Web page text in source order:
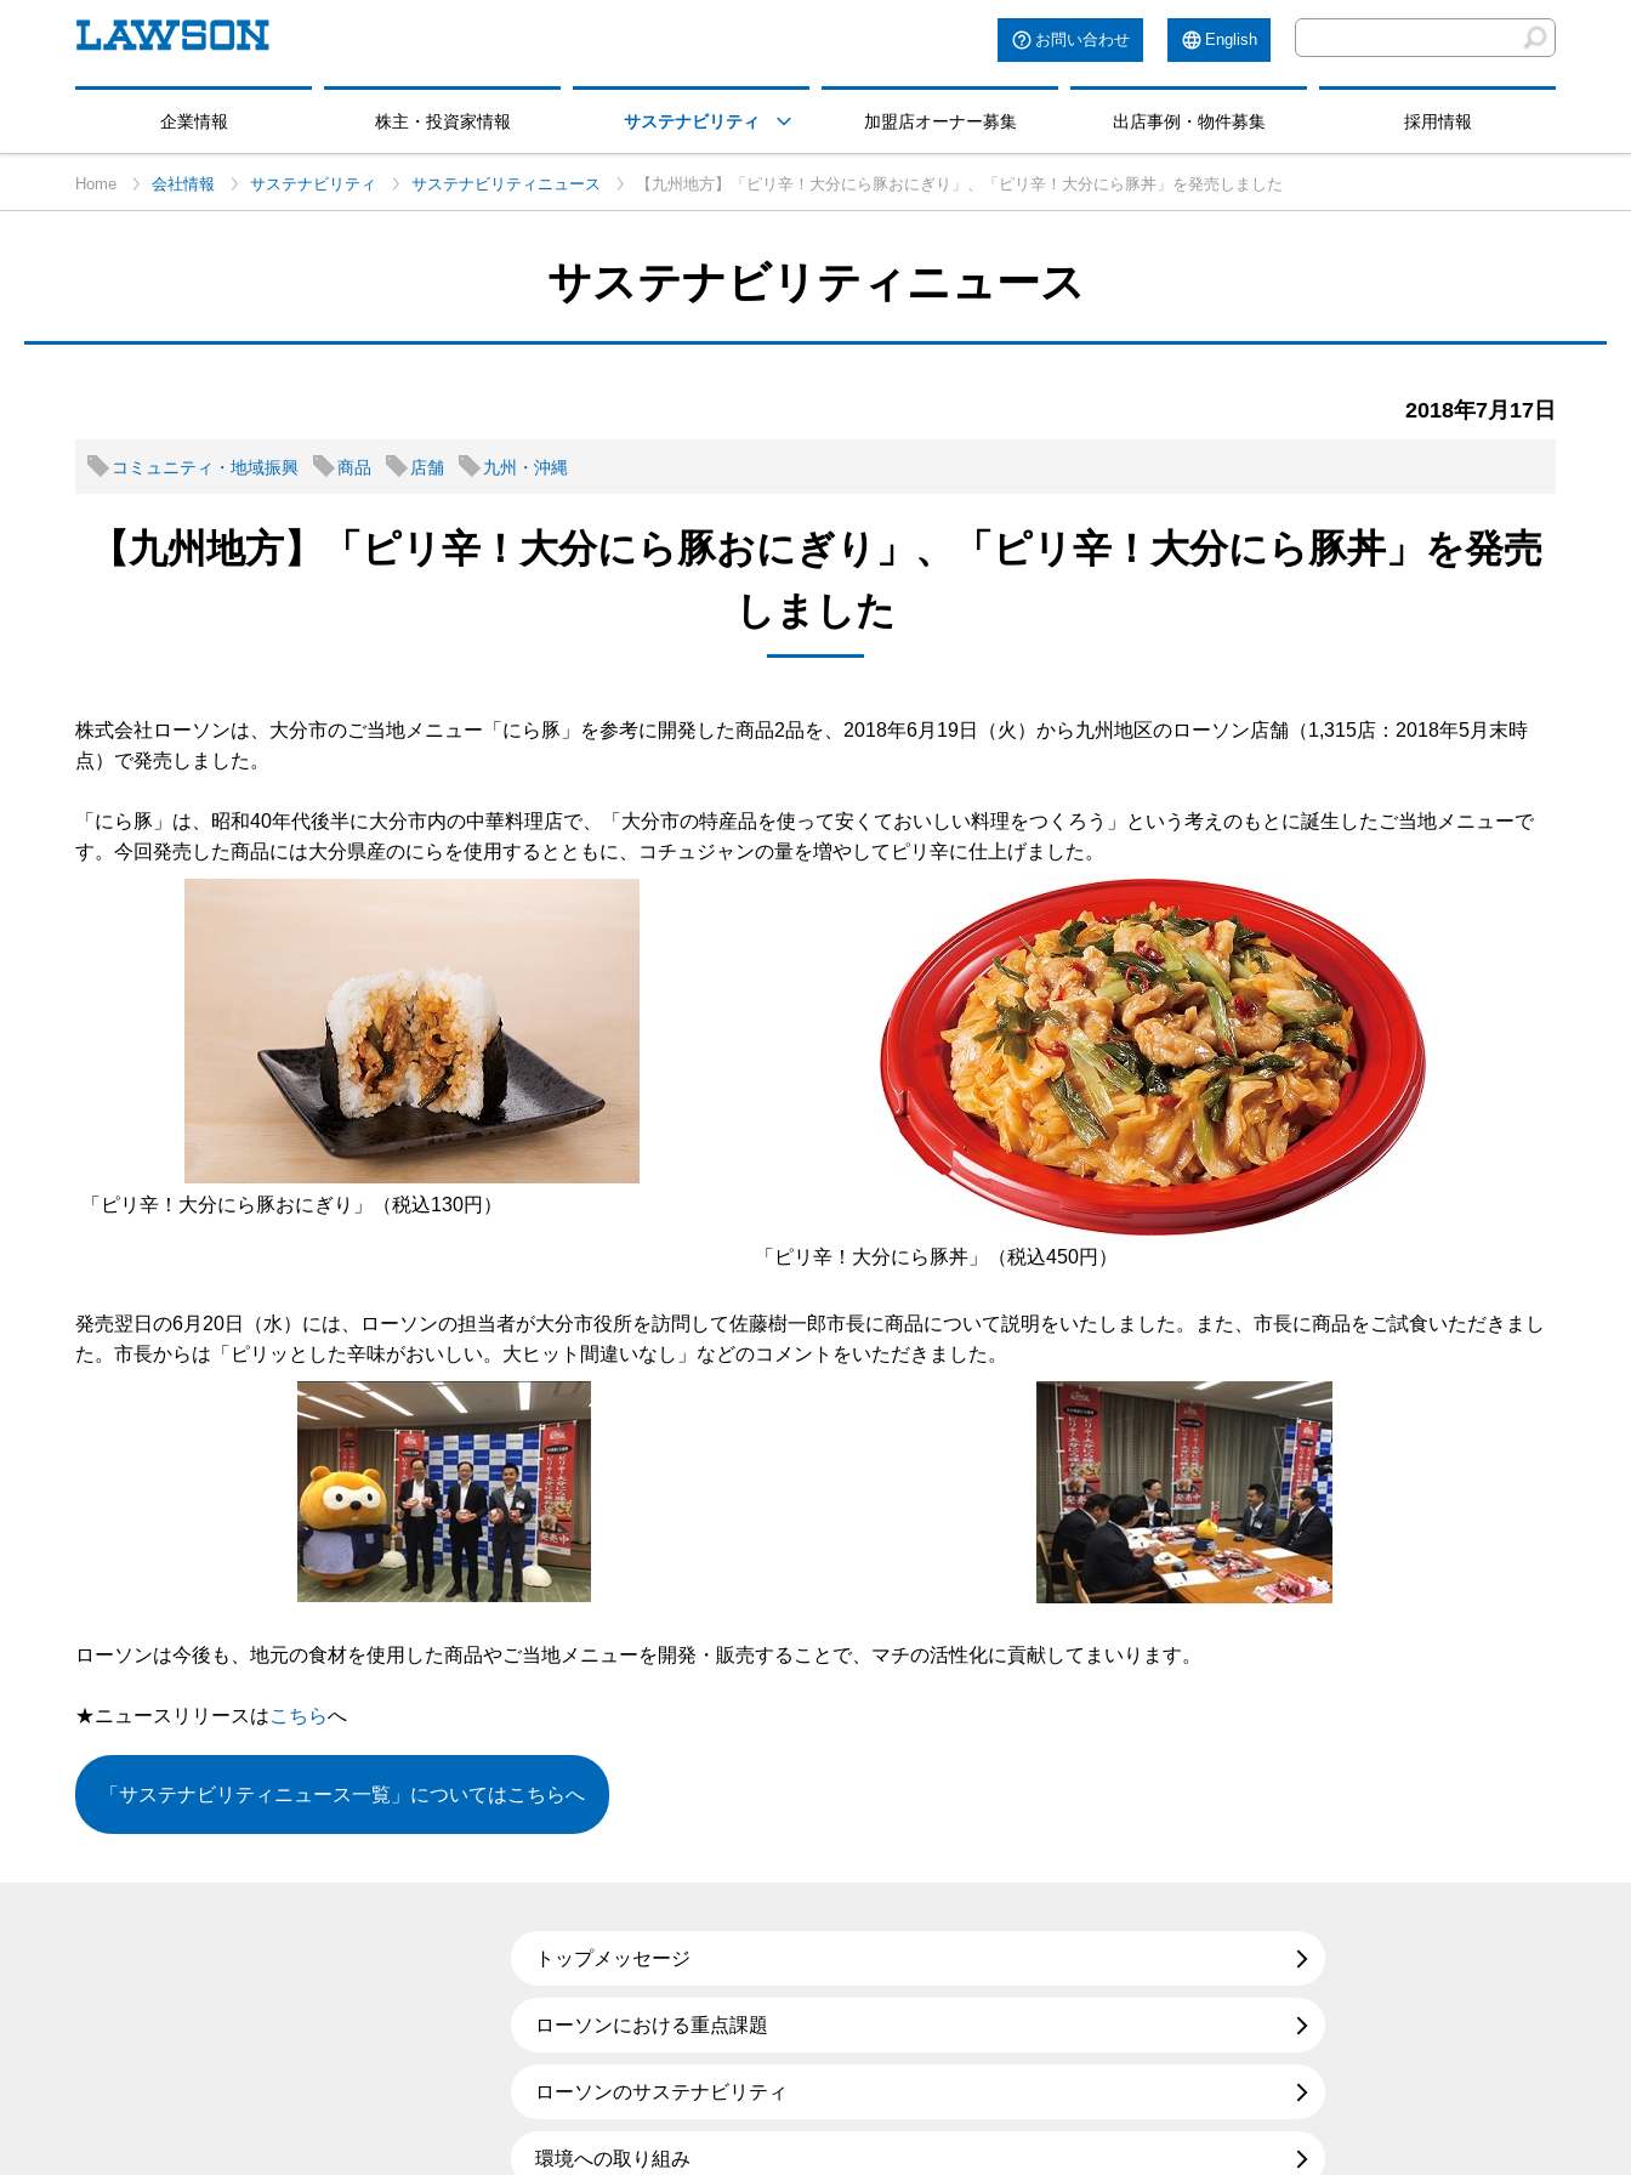
お問い合わせ English
企業情報 株主・投資家情報 サステナビリティ  加盟店オーナー募集 出店事例・物件募集 採用情報
Home 会社情報 サステナビリティ サステナビリティニュース 【九州地方】「ピリ辛！大分にら豚おにぎり」、「ピリ辛！大分にら豚丼」を発売しました
サステナビリティニュース
2018年7月17日
コミュニティ・地域振興 商品 店舗 九州・沖縄
【九州地方】「ピリ辛！大分にら豚おにぎり」、「ピリ辛！大分にら豚丼」を発売
しました
株式会社ローソンは、大分市のご当地メニュー「にら豚」を参考に開発した商品2品を、2018年6月19日（火）から九州地区のローソン店舗（1,315店：2018年5月末時
点）で発売しました。
「にら豚」は、昭和40年代後半に大分市内の中華料理店で、「大分市の特産品を使って安くておいしい料理をつくろう」という考えのもとに誕生したご当地メニューで
す。今回発売した商品には大分県産のにらを使用するとともに、コチュジャンの量を増やしてピリ辛に仕上げました。
「ピリ辛！大分にら豚おにぎり」（税込130円）
「ピリ辛！大分にら豚丼」（税込450円）
発売翌日の6月20日（水）には、ローソンの担当者が大分市役所を訪問して佐藤樹一郎市長に商品について説明をいたしました。また、市長に商品をご試食いただきまし
た。市長からは「ピリッとした辛味がおいしい。大ヒット間違いなし」などのコメントをいただきました。
ローソンは今後も、地元の食材を使用した商品やご当地メニューを開発・販売することで、マチの活性化に貢献してまいります。
★ニュースリリースはこちらへ
「サステナビリティニュース一覧」 についてはこちらへ
トップメッセージ
ローソンにおける重点課題
ローソンのサステナビリティ
環境への取り組み